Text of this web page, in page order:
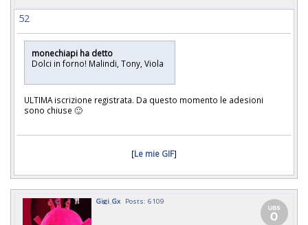
52
monechiapi ha detto
Dolci in forno! Malindi, Tony, Viola
ULTIMA iscrizione registrata. Da questo momento le adesioni
sono chiuse 🙂
[Le mie GIF]
Gigi_Gx Posts: 6109